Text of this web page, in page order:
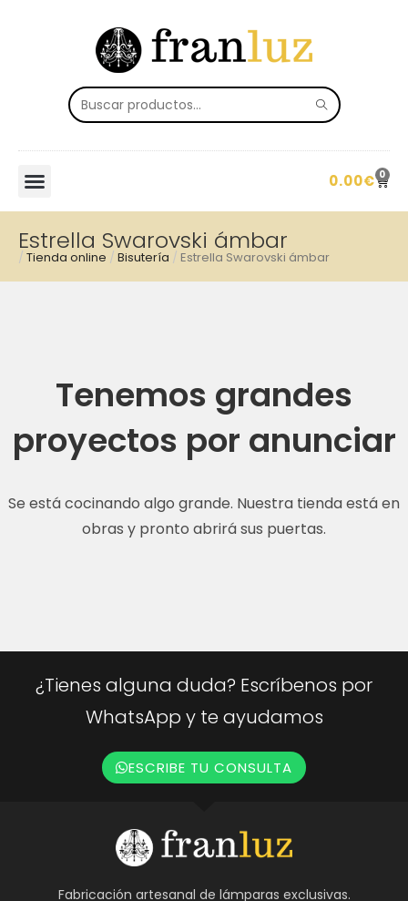
0.00€ 0
Estrella Swarovski ámbar
/ Tienda online / Bisutería / Estrella Swarovski ámbar
Tenemos grandes
proyectos por anunciar
Se está cocinando algo grande. Nuestra tienda está en
obras y pronto abrirá sus puertas.
¿Tienes alguna duda? Escríbenos por
WhatsApp y te ayudamos
ESCRIBE TU CONSULTA
Fabricación artesanal de lámparas exclusivas.